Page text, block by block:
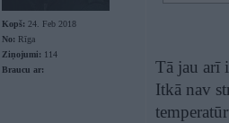
Kopš: 24. Feb 2018
No: Rīga
Ziņojumi: 114
Braucu ar:
Tā jau arī
Itkā nav